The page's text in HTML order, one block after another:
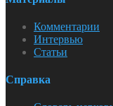
Комментарии
Интервью
Статьи
Справка